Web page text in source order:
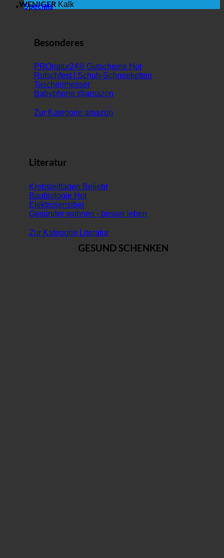
WENIGER Kalk
Specials
Besonderes
PROnatur24® Gutscheine
Rutschfest | Schuh-Schneeketten
Taschenmesser
Babyphone @amazon
Zur Kategorie amazon
Literatur
Krebsleitfaden
Baubiologie
Elektrosensibel
Gesünder wohnen - besser leben
Zur Kategorie Literatur
GESUND SCHENKEN